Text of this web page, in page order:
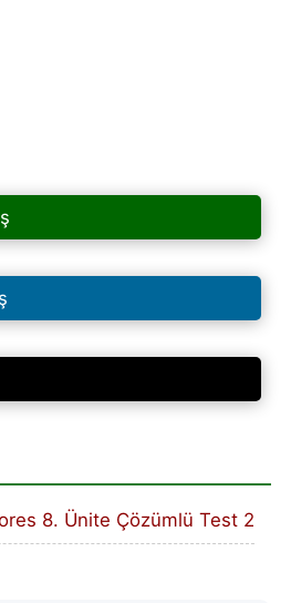
8. Ünite Çözümlü Test 2